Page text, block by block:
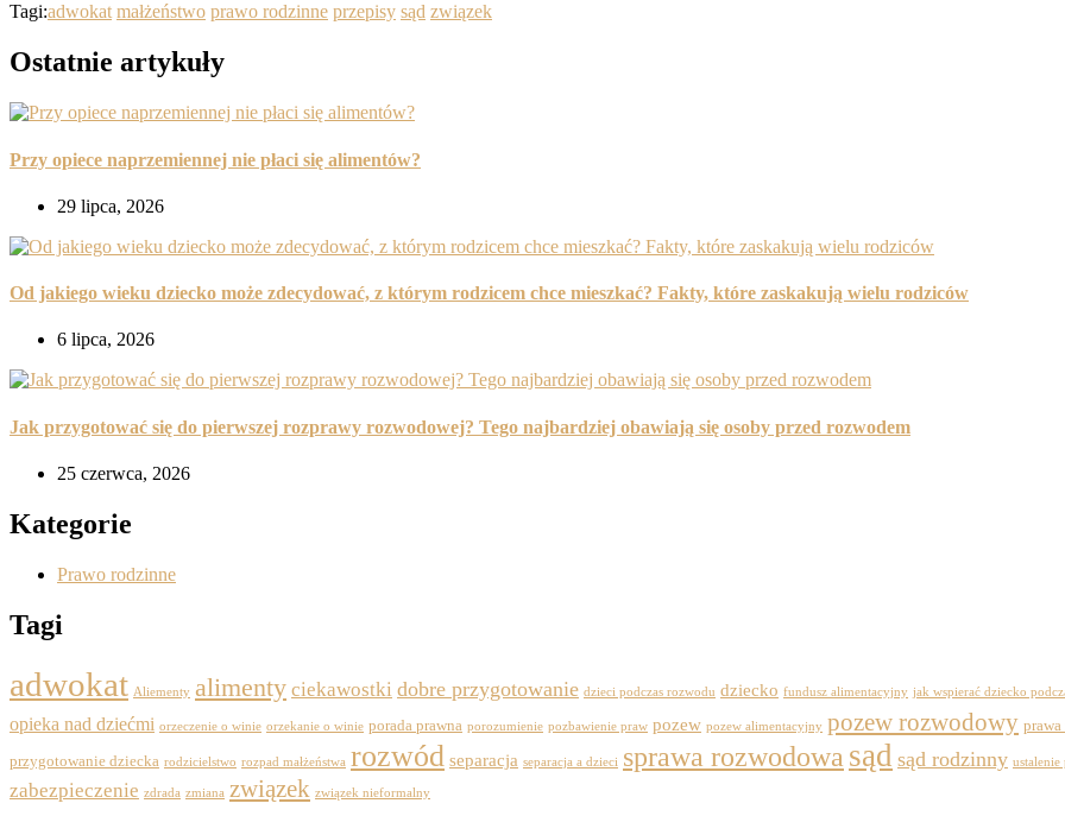
Tagi:adwokat małżeństwo prawo rodzinne przepisy sąd związek
Ostatnie artykuły
Przy opiece naprzemiennej nie płaci się alimentów?
29 lipca, 2026
Od jakiego wieku dziecko może zdecydować, z którym rodzicem chce mieszkać? Fakty, które zaskakują wielu rodziców
6 lipca, 2026
Jak przygotować się do pierwszej rozprawy rozwodowej? Tego najbardziej obawiają się osoby przed rozwodem
25 czerwca, 2026
Kategorie
Prawo rodzinne
Tagi
adwokat Aliementy alimenty ciekawostki dobre przygotowanie dzieci podczas rozwodu dziecko fundusz alimentacyjny jak wspierać dziecko
opieka nad dziećmi orzeczenie o winie orzekanie o winie porada prawna porozumienie pozbawienie praw pozew pozew alimentacyjny pozew rozwodowy
przygotowanie dziecka rodzicielstwo rozpad małżeństwa rozwód separacja separacja a dzieci sprawa rozwodowa sąd sąd rodzinny ustalenie
zabezpieczenie zdrada zmiana związek związek nieformalny